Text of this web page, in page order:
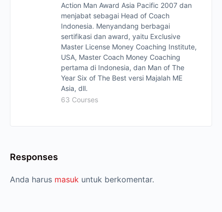
Action Man Award Asia Pacific 2007 dan
menjabat sebagai Head of Coach
Indonesia. Menyandang berbagai
sertifikasi dan award, yaitu Exclusive
Master License Money Coaching Institute,
USA, Master Coach Money Coaching
pertama di Indonesia, dan Man of The
Year Six of The Best versi Majalah ME
Asia, dll.
63 Courses
Responses
Anda harus masuk untuk berkomentar.